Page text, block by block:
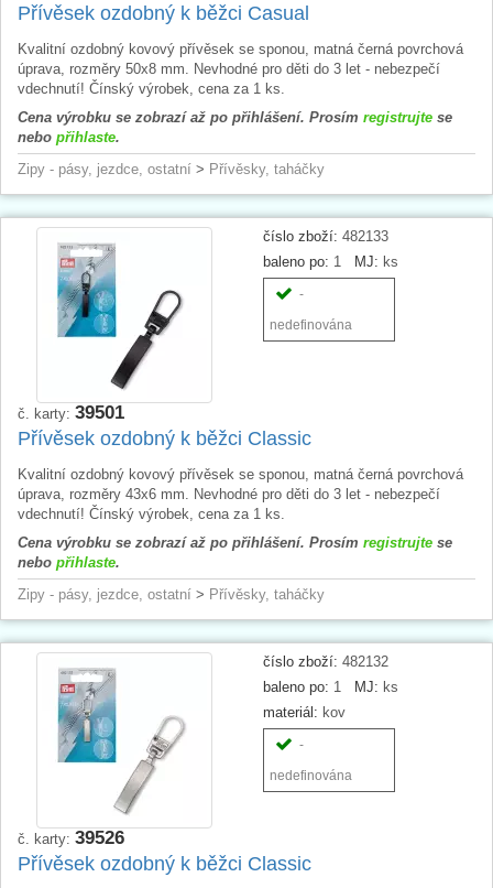
Přívěsek ozdobný k běžci Casual
Kvalitní ozdobný kovový přívěsek se sponou, matná černá povrchová
úprava, rozměry 50x8 mm. Nevhodné pro děti do 3 let - nebezpečí
vdechnutí! Čínský výrobek, cena za 1 ks.
Cena výrobku se zobrazí až po přihlášení. Prosím registrujte se
nebo přihlaste.
Zipy - pásy, jezdce, ostatní > Přívěsky, taháčky
číslo zboží: 482133
baleno po: 1 MJ: ks
-
nedefinována
č. karty: 39501
Přívěsek ozdobný k běžci Classic
Kvalitní ozdobný kovový přívěsek se sponou, matná černá povrchová
úprava, rozměry 43x6 mm. Nevhodné pro děti do 3 let - nebezpečí
vdechnutí! Čínský výrobek, cena za 1 ks.
Cena výrobku se zobrazí až po přihlášení. Prosím registrujte se
nebo přihlaste.
Zipy - pásy, jezdce, ostatní > Přívěsky, taháčky
číslo zboží: 482132
baleno po: 1 MJ: ks
materiál: kov
-
nedefinována
č. karty: 39526
Přívěsek ozdobný k běžci Classic